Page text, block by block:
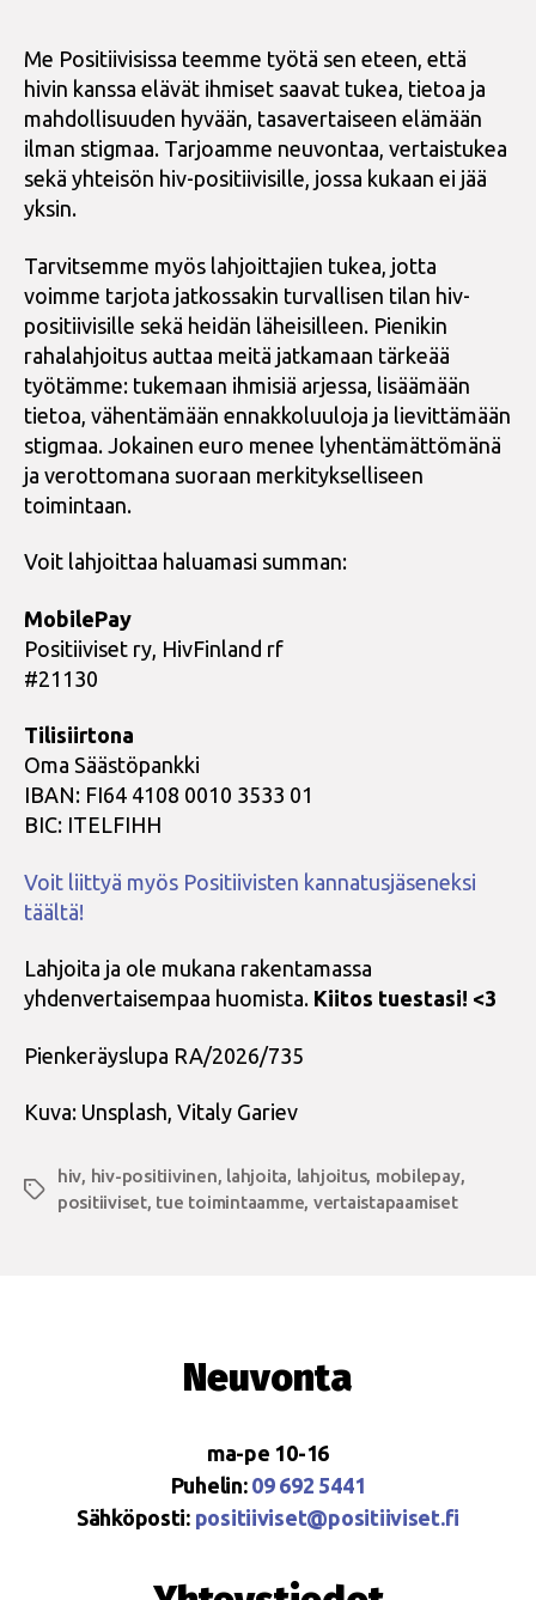
Me Positiivisissa teemme työtä sen eteen, että
hivin kanssa elävät ihmiset saavat tukea, tietoa ja
mahdollisuuden hyvään, tasavertaiseen elämään
ilman stigmaa. Tarjoamme neuvontaa, vertaistukea
sekä yhteisön hiv-positiivisille, jossa kukaan ei jää
yksin.
Tarvitsemme myös lahjoittajien tukea, jotta
voimme tarjota jatkossakin turvallisen tilan hiv-
positiivisille sekä heidän läheisilleen. Pienikin
rahalahjoitus auttaa meitä jatkamaan tärkeää
työtämme: tukemaan ihmisiä arjessa, lisäämään
tietoa, vähentämään ennakkoluuloja ja lievittämään
stigmaa. Jokainen euro menee lyhentämättömänä
ja verottomana suoraan merkitykselliseen
toimintaan.
Voit lahjoittaa haluamasi summan:
MobilePay
Positiiviset ry, HivFinland rf
#21130
Tilisiirtona
Oma Säästöpankki
IBAN: FI64 4108 0010 3533 01
BIC: ITELFIHH
Voit liittyä myös Positiivisten kannatusjäseneksi
täältä!
Lahjoita ja ole mukana rakentamassa
yhdenvertaisempaa huomista. Kiitos tuestasi! <3
Pienkeräyslupa RA/2026/735
Kuva: Unsplash, Vitaly Gariev
Avainsanat
hiv, hiv-positiivinen, lahjoita, lahjoitus, mobilepay,
positiiviset, tue toimintaamme, vertaistapaamiset
Neuvonta
ma-pe 10-16
Puhelin: 09 692 5441
Sähköposti: positiiviset@positiiviset.fi